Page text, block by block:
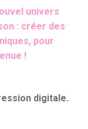
univers
: créer des
pour
!
digitale.